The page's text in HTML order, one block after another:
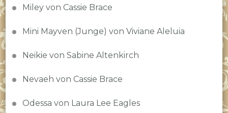
Miley von Cassie Brace
Mini Mayven (Junge) von Viviane Aleluia
Neikie von Sabine Altenkirch
Nevaeh von Cassie Brace
Odessa von Laura Lee Eagles